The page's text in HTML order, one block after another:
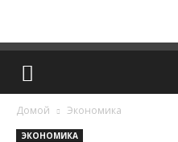
Домой Экономика
ЭКОНОМИКА